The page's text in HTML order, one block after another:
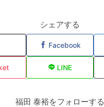
シェアする
Facebook
LINE
福田 泰裕をフォローする